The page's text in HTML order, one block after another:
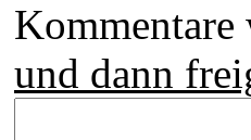
und dann